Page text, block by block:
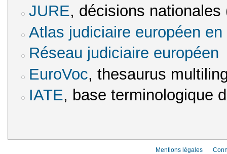
JURE (le lien est externe)
, décisions
Atlas judiciaire européen
Réseau judiciaire européen
EuroVoc (le lien est externe)
, thesaurus
IATE (le lien est externe)
, base terminologique
Mentions légales